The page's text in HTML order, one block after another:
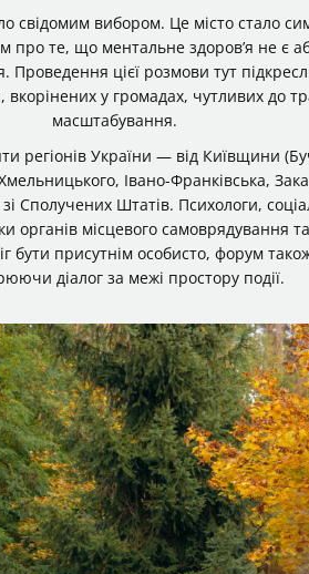
свідомим вибором. Це місто стало
про те, що ментальне здоров’я не є
цієї розмови тут
у громадах, чутливих до
масштабування.
регіонів України — від Київщини
Івано-Франківська,
Сполучених Штатів. Психологи,
органів місцевого самоврядування
бути присутнім особисто, форум
діалог за межі простору події.